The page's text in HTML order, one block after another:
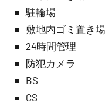
駐輪場
敷地内ゴミ置き場
24時間管理
防犯カメラ
BS
CS